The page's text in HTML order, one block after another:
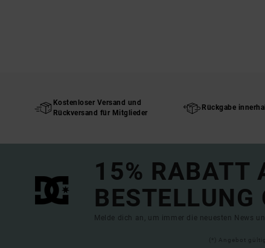
Kostenloser Versand und
Rückversand für Mitglieder
Rückgabe
15% RABATT
BESTELLUNG
Melde dich an, um immer die neuesten News
(*) Angebot